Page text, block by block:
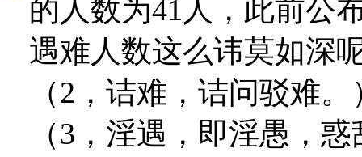
的人数为41人，此前公
遇难人数这么讳莫如深
（2，诘难，诘问驳难。
（3，淫遇，即淫愚，